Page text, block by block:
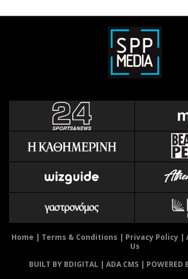
Home | Terms & Conditions | Privacy Policy|
Us
BUILT BY BDIGITAL | ADA CMS | POWERED